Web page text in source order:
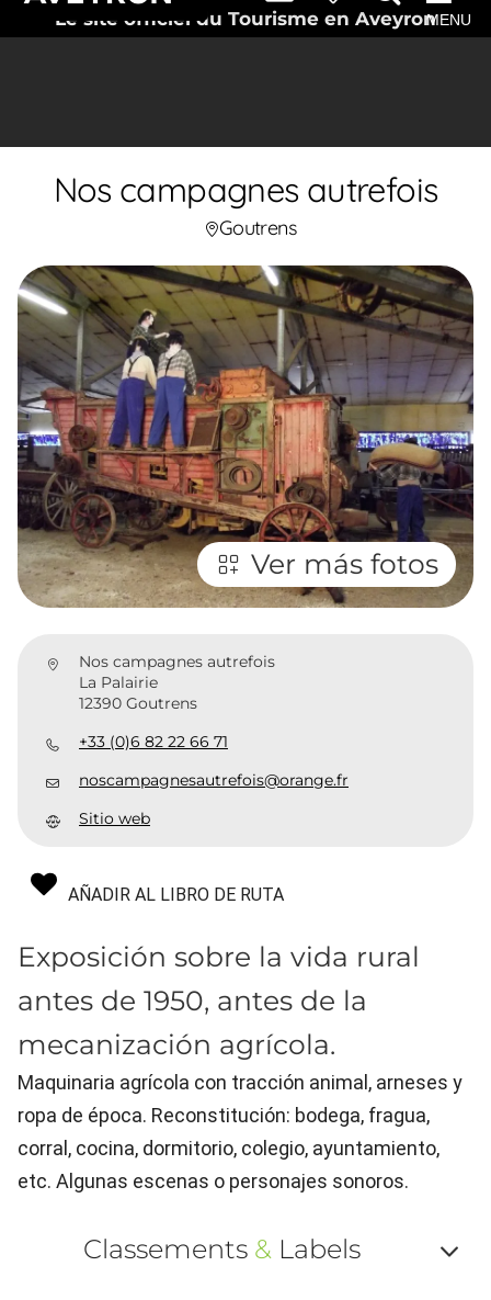
Le site officiel du Tourisme en AveyronMENU
Nos campagnes autrefois
Goutrens
Ver más fotos
Nos campagnes autrefois
La Palairie
12390 Goutrens
+33 (0)6 82 22 66 71
noscampagnesautrefois@orange.fr
Sitio web
AÑADIR AL LIBRO DE RUTA
Exposición sobre la vida rural
antes de 1950, antes de la
mecanización agrícola.
Maquinaria agrícola con tracción animal, arneses y
ropa de época. Reconstitución: bodega, fragua,
corral, cocina, dormitorio, colegio, ayuntamiento,
etc. Algunas escenas o personajes sonoros.
Classements &Labels